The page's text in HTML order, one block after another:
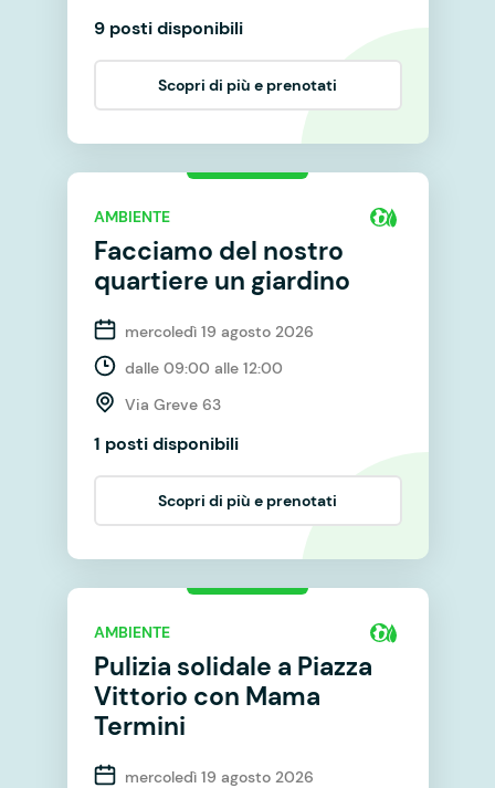
9 posti disponibili
Scopri di più e prenotati
AMBIENTE
Facciamo del nostro
quartiere un giardino
mercoledì 19 agosto 2026
dalle 09:00 alle 12:00
Via Greve 63
1 posti disponibili
Scopri di più e prenotati
AMBIENTE
Pulizia solidale a Piazza
Vittorio con Mama
Termini
mercoledì 19 agosto 2026